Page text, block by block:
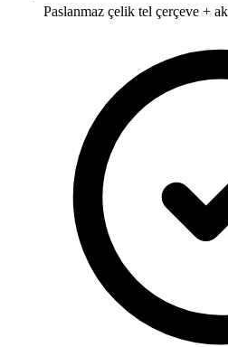
Paslanmaz çelik tel çerçeve +